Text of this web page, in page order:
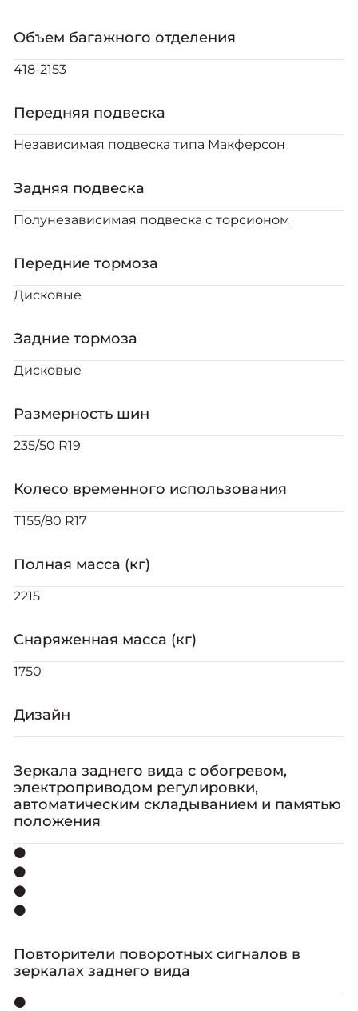
Объем багажного отделения
418-2153
Передняя подвеска
Независимая подвеска типа Макферсон
Задняя подвеска
Полунезависимая подвеска с торсионом
Передние тормоза
Дисковые
Задние тормоза
Дисковые
Размерность шин
235/50 R19
Колесо временного использования
T155/80 R17
Полная масса (кг)
2215
Снаряженная масса (кг)
1750
Дизайн
Зеркала заднего вида с обогревом,
электроприводом регулировки,
автоматическим складыванием и памятью
положения
⚫
⚫
⚫
⚫
Повторители поворотных сигналов в
зеркалах заднего вида
⚫